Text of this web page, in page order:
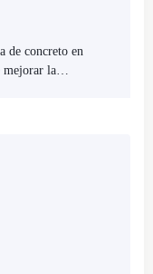
de concreto en
mejorar la